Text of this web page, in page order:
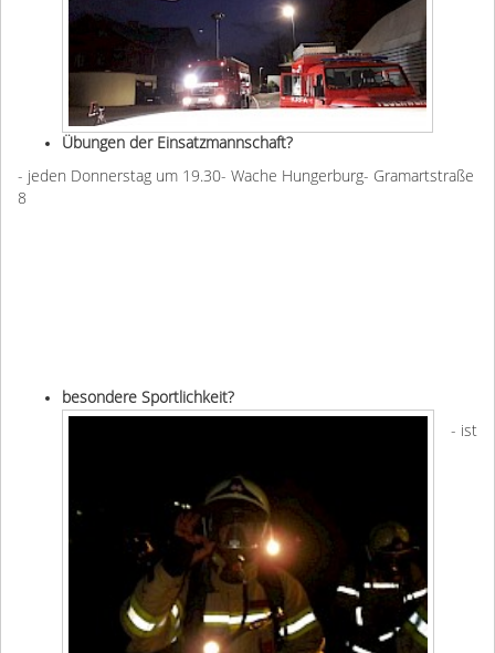
Übungen der Einsatzmannschaft?
- jeden Donnerstag um 19.30- Wache Hungerburg- Gramartstraße
8
besondere Sportlichkeit?
- ist